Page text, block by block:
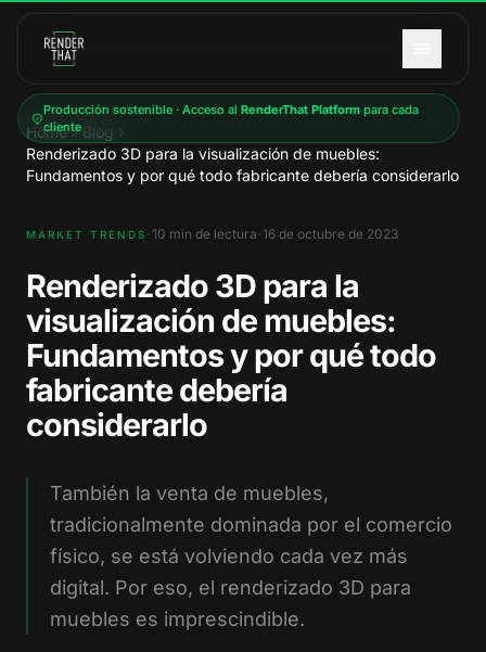
Producción sostenible · Acceso al RenderThat Platformpara cada
cliente
Home
Blog
Renderizado 3D para la visualización de muebles:
Fundamentos y por qué todo fabricante debería considerarlo
MARKET TRENDS · 10 min de lectura · 16 de octubre de 2023
Renderizado 3D para la
visualización de muebles:
Fundamentos y por qué todo
fabricante debería
considerarlo
También la venta de muebles,
tradicionalmente dominada por el comercio
físico, se está volviendo cada vez más
digital. Por eso, el renderizado 3D para
muebles es imprescindible.